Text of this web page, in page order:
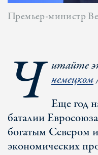
Премьер-министр
Ч итайте
немецком
Еще год
баталии
богатым Севером
экономических